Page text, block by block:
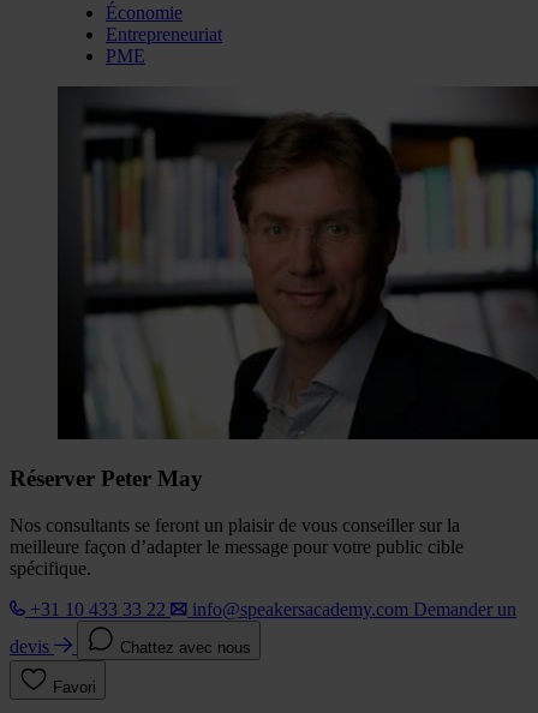
Économie
Entrepreneuriat
PME
Réserver Peter May
Nos consultants se feront un plaisir de vous conseiller sur la
meilleure façon d’adapter le message pour votre public cible
spécifique.
+31 10 433 33 22
info@speakersacademy.com Demander un
devis
Chattez avec nous
Favori